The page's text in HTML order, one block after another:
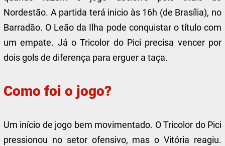
Nordestão. A partida terá inicio às 16h (de Brasília), no
Barradão. O Leão da Ilha pode conquistar o título com
um empate. Já o Tricolor do Pici precisa vencer por
dois gols de diferença para erguer a taça.
Como foi o jogo?
Um início de jogo bem movimentado. O Tricolor do Pici
pressionou no setor ofensivo, mas o Vitória reagiu.